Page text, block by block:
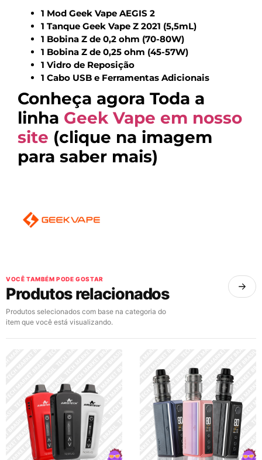
1 Mod Geek Vape AEGIS 2
1 Tanque Geek Vape Z 2021 (5,5mL)
1 Bobina Z de 0,2 ohm (70-80W)
1 Bobina Z de 0,25 ohm (45-57W)
1 Vidro de Reposição
1 Cabo USB e Ferramentas Adicionais
Conheça agora Toda a
linha Geek Vape em nosso
site (clique na imagem
para saber mais)
VOCÊ TAMBÉM PODE GOSTAR
Produtos relacionados
Produtos selecionados com base na categoria do
item que você está visualizando.